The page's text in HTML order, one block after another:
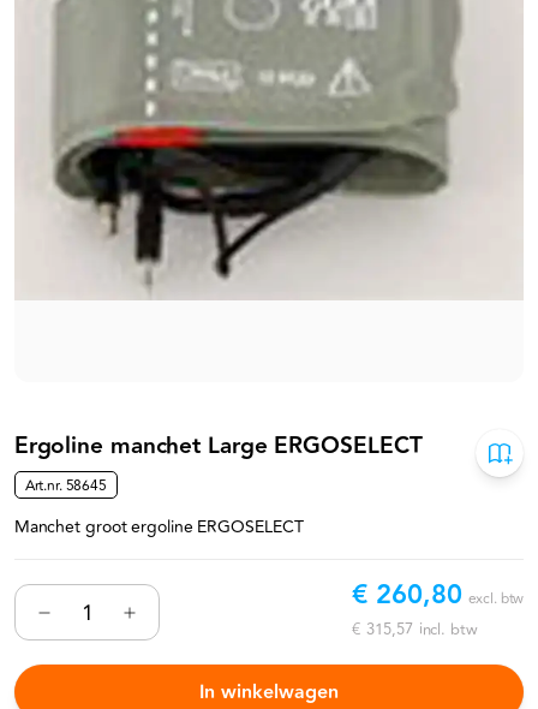
Ergoline manchet Large ERGOSELECT
Art.nr.58645
Manchet groot ergoline ERGOSELECT
€ 260,80 excl. btw
€ 315,57 incl. btw
In winkelwagen